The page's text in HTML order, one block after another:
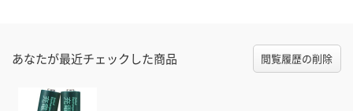
あなたが最近チェックした商品 閲覧履歴の削除